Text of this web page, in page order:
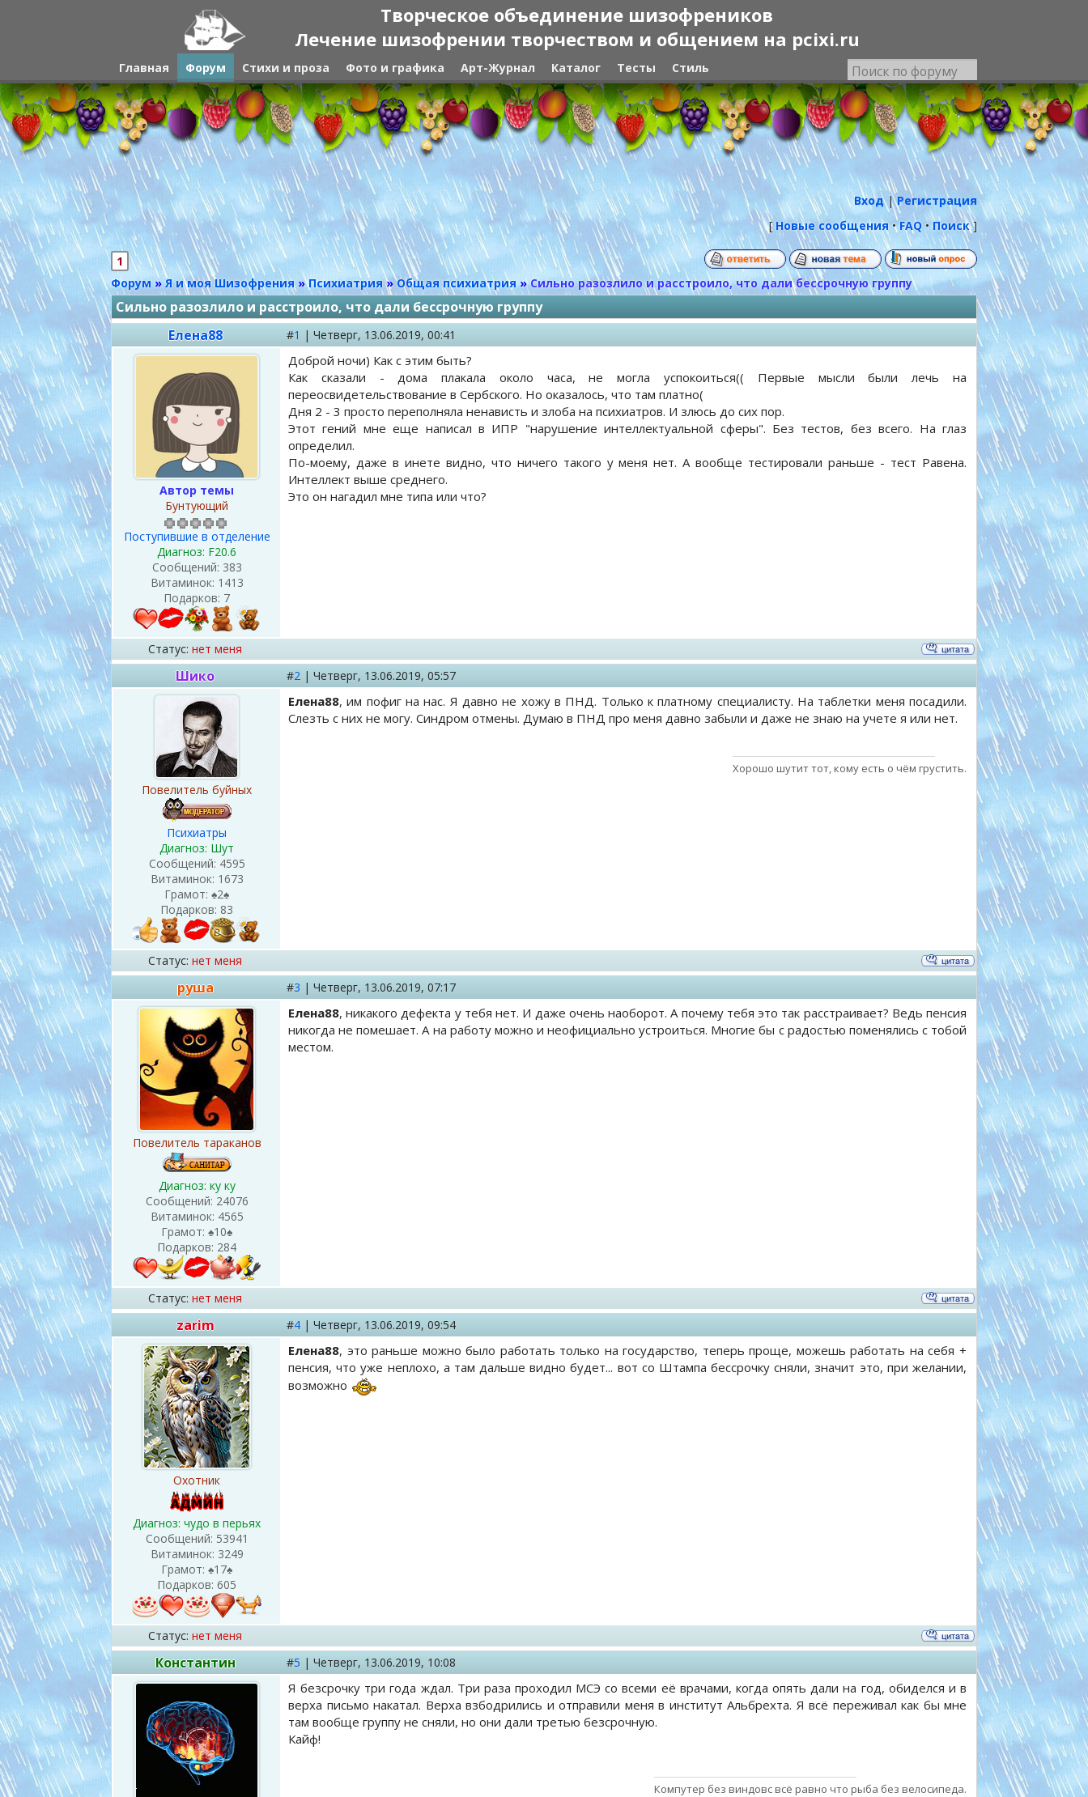
Творческое объединение шизофреников
Лечение шизофрении творчеством и общением на pcixi.ru
Главная Форум Стихи и проза Фото и графика Арт-Журнал Каталог Тесты Стиль
Вход|Регистрация
[Новые сообщения •FAQ •Поиск]
1
Форум » Я и моя Шизофрения » Психиатрия » Общая психиатрия » Сильно разозлило и расстроило, что дали бессрочную группу
Сильно разозлило и расстроило, что дали бессрочную группу
Елена88
#1 | Четверг, 13.06.2019, 00:41
Автор темы
Бунтующий
Поступившие в отделение
Диагноз: F20.6
Сообщений: 383
Витаминок: 1413
Подарков: 7
Доброй ночи) Как с этим быть?
Как сказали - дома плакала около часа, не могла успокоиться(( Первые мысли были лечь на
переосвидетельствование в Сербского. Но оказалось, что там платно(
Дня 2 - 3 просто переполняла ненависть и злоба на психиатров. И злюсь до сих пор.
Этот гений мне еще написал в ИПР "нарушение интеллектуальной сферы". Без тестов, без всего. На глаз
определил.
По-моему, даже в инете видно, что ничего такого у меня нет. А вообще тестировали раньше - тест Равена.
Интеллект выше среднего.
Это он нагадил мне типа или что?
Статус: нет меня
Шико #2 | Четверг, 13.06.2019, 05:57
Повелитель буйных
Психиатры
Диагноз: Шут
Сообщений: 4595
Витаминок: 1673
Грамот: ♠2♠
Подарков: 83
Елена88, им пофиг на нас. Я давно не хожу в ПНД. Только к платному специалисту. На таблетки меня посадили.
Слезть с них не могу. Синдром отмены. Думаю в ПНД про меня давно забыли и даже не знаю на учете я или нет.
Хорошо шутит тот, кому есть о чём грустить.
Статус: нет меня
руша #3 | Четверг, 13.06.2019, 07:17
Повелитель тараканов
Диагноз: ку ку
Сообщений: 24076
Витаминок: 4565
Грамот: ♠10♠
Подарков: 284
Елена88, никакого дефекта у тебя нет. И даже очень наоборот. А почему тебя это так расстраивает? Ведь пенсия
никогда не помешает. А на работу можно и неофициально устроиться. Многие бы с радостью поменялись с тобой
местом.
Статус: нет меня
zarim #4 | Четверг, 13.06.2019, 09:54
Охотник
Диагноз: чудо в перьях
Сообщений: 53941
Витаминок: 3249
Грамот: ♠17♠
Подарков: 605
Елена88, это раньше можно было работать только на государство, теперь проще, можешь работать на себя +
пенсия, что уже неплохо, а там дальше видно будет... вот со Штампа бессрочку сняли, значит это, при желании,
возможно
Статус: нет меня
Константин #5 | Четверг, 13.06.2019, 10:08
Я безсрочку три года ждал. Три раза проходил МСЭ со всеми её врачами, когда опять дали на год, обиделся и в
верха письмо накатал. Верха взбодрились и отправили меня в институт Альбрехта. Я всё переживал как бы мне
там вообще группу не сняли, но они дали третью безсрочную.
Кайф!
Компутер без виндовс всё равно что рыба без велосипеда.